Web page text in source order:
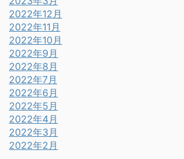
2022年12月
2022年11月
2022年10月
2022年9月
2022年8月
2022年7月
2022年6月
2022年5月
2022年4月
2022年3月
2022年2月